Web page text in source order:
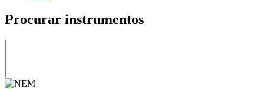
Procurar instrumentos